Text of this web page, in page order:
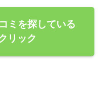
ミを探している
リック